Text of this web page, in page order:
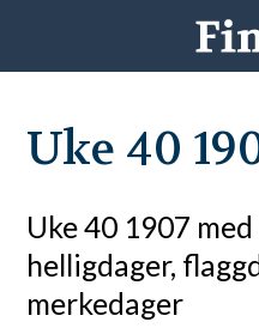
Uke 40
Uke 40 1907
helligdager,
merkedager